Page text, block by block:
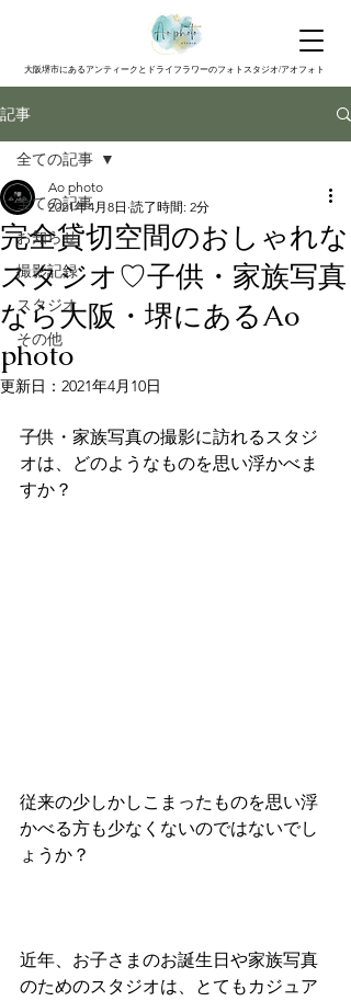
大阪堺市にあるアンティークとドライフラワーのフォトスタジオ/アオフォト
記事
全ての記事
お知らせ
撮影記録
スタジオ
その他
全ての記事
完全貸切空間のおしゃれな
スタジオ♡子供・家族写真
なら大阪・堺にあるAo
photo
Ao photo
2021年4月8日 読了時間: 2分
更新日： 2021年4月10日
子供・家族写真の撮影に訪れるスタジ
オは、どのようなものを思い浮かべま
すか？
従来の少しかしこまったものを思い浮
かべる方も少なくないのではないでし
ょうか？
近年、お子さまのお誕生日や家族写真
のためのスタジオは、とてもカジュア